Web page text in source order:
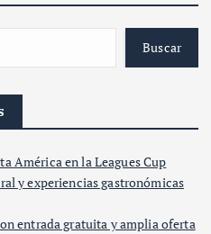
Buscar
América en la Leagues Cup
y experiencias gastronómicas
entrada gratuita y amplia oferta